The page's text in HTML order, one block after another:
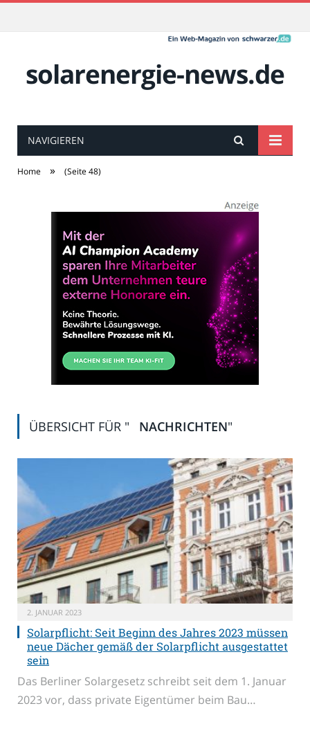
solarenergie-news.de
NAVIGIEREN
Home » (Seite 48)
ÜBERSICHT FÜR " NACHRICHTEN"
2. JANUAR 2023
Solarpflicht: Seit Beginn des Jahres 2023 müssen
neue Dächer gemäß der Solarpflicht ausgestattet
sein
Das Berliner Solargesetz schreibt seit dem 1. Januar
2023 vor, dass private Eigentümer beim Bau…